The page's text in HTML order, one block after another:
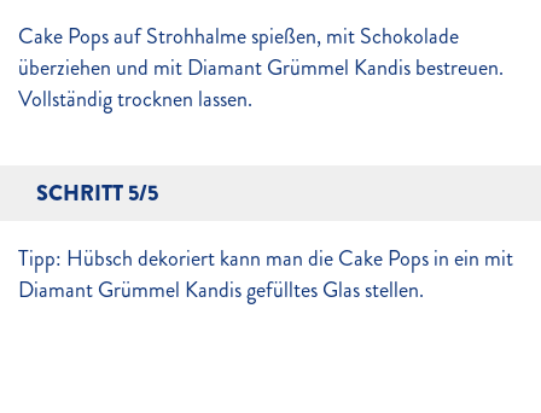
Cake Pops auf Strohhalme spießen, mit Schokolade
überziehen und mit Diamant Grümmel Kandis bestreuen.
Vollständig trocknen lassen.
SCHRITT 5/5
Tipp: Hübsch dekoriert kann man die Cake Pops in ein mit
Diamant Grümmel Kandis gefülltes Glas stellen.